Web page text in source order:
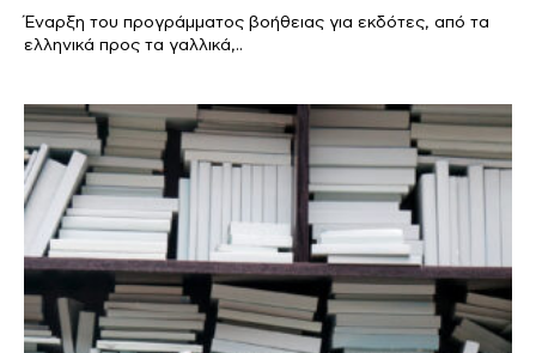
Έναρξη του προγράμματος βοήθειας για εκδότες, από τα
ελληνικά προς τα γαλλικά,..